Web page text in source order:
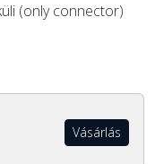
(only connector)
Vásárlás